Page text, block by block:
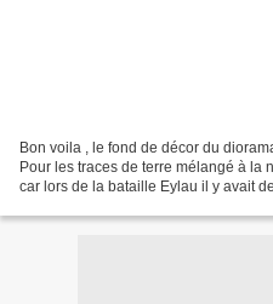
Bon voila , le fond de décor du
Pour les traces de terre mélangé à la
car lors de la bataille Eylau il y avait